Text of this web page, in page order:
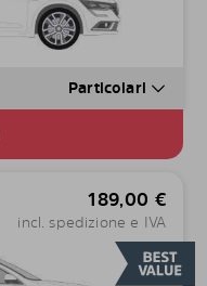
Particolari
189,00 €
incl. spedizione e IVA